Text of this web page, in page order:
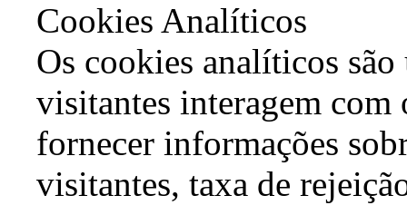
Cookies Analíticos
Os cookies analíticos são
visitantes interagem com
fornecer informações
visitantes, taxa de